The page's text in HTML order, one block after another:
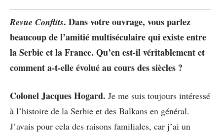
Revue Conflits. Dans votre ouvrage, vous parlez
beaucoup de l’amitié multiséculaire qui existe entre
la Serbie et la France. Qu’en est-il véritablement et
comment a-t-elle évolué au cours des siècles ?
Colonel Jacques Hogard. Je me suis toujours intéressé
à l’histoire de la Serbie et des Balkans en général.
J’avais pour cela des raisons familiales, car j’ai un